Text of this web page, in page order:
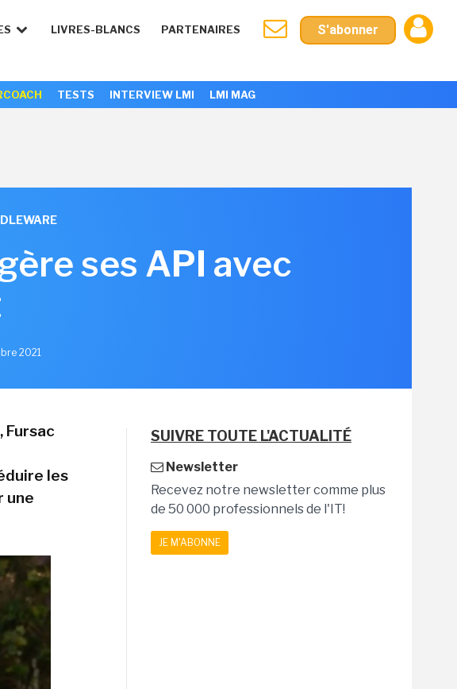
LIVRES-BLANCS PARTENAIRES S'abonner
TESTS INTERVIEW LMI LMI MAG
ses API avec
2021
Fursac
les
une
SUIVRE TOUTE L'ACTUALITÉ
Newsletter
Recevez notre newsletter comme plus
de 50 000 professionnels de l'IT!
JE M'ABONNE